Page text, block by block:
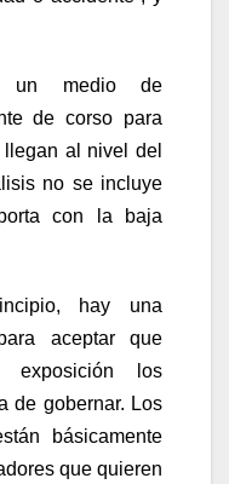
un medio de
de corso para
al nivel del
no se incluye
con la baja
hay una
aceptar que
los
de gobernar. Los
básicamente
que quieren